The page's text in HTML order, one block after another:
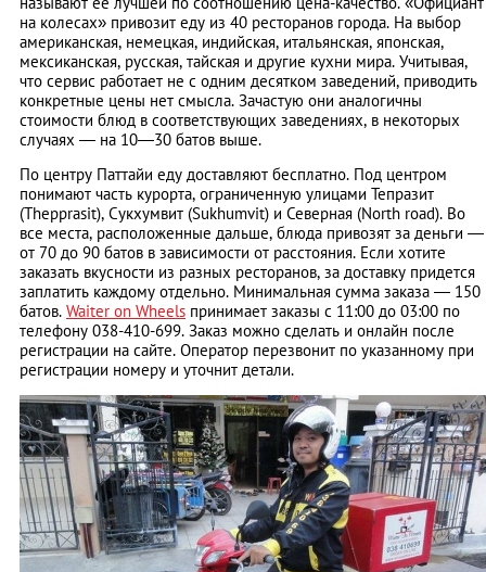
на колесах» привозит еду из 40 ресторанов города. На выбор
американская, немецкая, индийская, итальянская, японская,
мексиканская, русская, тайская и другие кухни мира. Учитывая,
что сервис работает не с одним десятком заведений, приводить
конкретные цены нет смысла. Зачастую они аналогичны
стоимости блюд в соответствующих заведениях, в некоторых
случаях — на 10—30 батов выше.
По центру Паттайи еду доставляют бесплатно. Под центром
понимают часть курорта, ограниченную улицами Тепразит
(Thepprasit), Сукхумвит (Sukhumvit) и Северная (North road). Во
все места, расположенные дальше, блюда привозят за деньги —
от 70 до 90 батов в зависимости от расстояния. Если хотите
заказать вкусности из разных ресторанов, за доставку придется
заплатить каждому отдельно. Минимальная сумма заказа — 150
батов. Waiter оn Wheels принимает заказы с 11:00 до 03:00 по
телефону 038-410-699. Заказ можно сделать и онлайн после
регистрации на сайте. Оператор перезвонит по указанному при
регистрации номеру и уточнит детали.